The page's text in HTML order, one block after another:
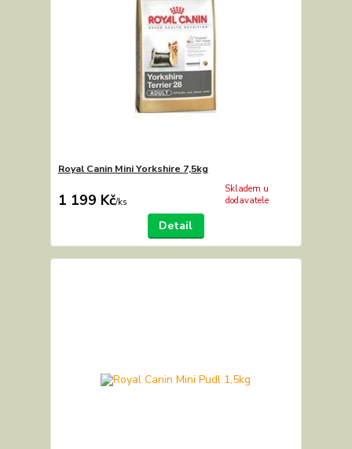
Royal Canin Mini Yorkshire 7,5kg
1 199 Kč/ks
Skladem u
dodavatele
Detail